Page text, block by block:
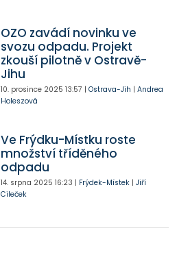
OZO zavádí novinku ve
svozu odpadu. Projekt
zkouší pilotně v Ostravě-
Jihu
10. prosince 2025 13:57 | Ostrava-Jih | Andrea
Holeszová
Ve Frýdku-Místku roste
množství tříděného
odpadu
14. srpna 2025 16:23 | Frýdek-Místek| Jiří
Cileček